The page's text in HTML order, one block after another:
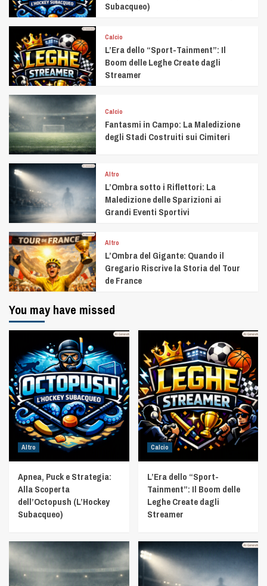
Subacqueo)
Calcio
L’Era dello “Sport-Tainment”: Il
Boom delle Leghe Create dagli
Streamer
Calcio
Fantasmi in Campo: La Maledizione
degli Stadi Costruiti sui Cimiteri
Altro
L’Ombra sotto i Riflettori: La
Maledizione delle Sparizioni ai
Grandi Eventi Sportivi
Altro
L’Ombra del Gigante: Quando il
Gregario Riscrive la Storia del Tour
de France
You may have missed
Altro
Apnea, Puck e Strategia:
Alla Scoperta
dell’Octopush (L’Hockey
Subacqueo)
Calcio
L’Era dello “Sport-
Tainment”: Il Boom delle
Leghe Create dagli
Streamer